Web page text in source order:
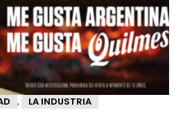
, LA INDUSTRIA